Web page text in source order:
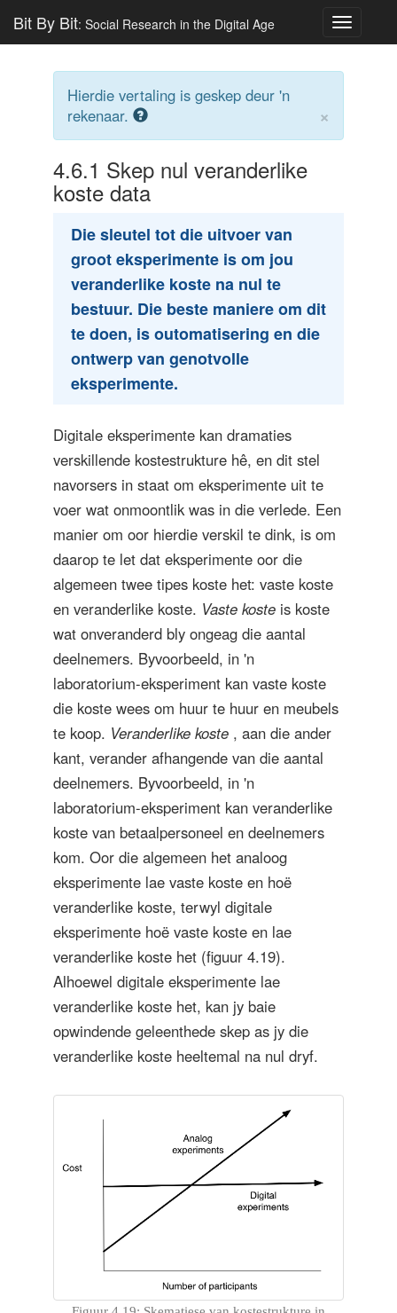
Toggle
Bit By Bit: Social Research in the Digital Age
Hierdie vertaling is geskep deur 'n
rekenaar.
×
4.6.1 Skep nul veranderlike
koste data
Die sleutel tot die uitvoer van
groot eksperimente is om jou
veranderlike koste na nul te
bestuur. Die beste maniere om dit
te doen, is outomatisering en die
ontwerp van genotvolle
eksperimente.
Digitale eksperimente kan dramaties
verskillende kostestrukture hê, en dit stel
navorsers in staat om eksperimente uit te
voer wat onmoontlik was in die verlede. Een
manier om oor hierdie verskil te dink, is om
daarop te let dat eksperimente oor die
algemeen twee tipes koste het: vaste koste
en veranderlike koste. Vaste koste is koste
wat onveranderd bly ongeag die aantal
deelnemers. Byvoorbeeld, in 'n
laboratorium-eksperiment kan vaste koste
die koste wees om huur te huur en meubels
te koop. Veranderlike koste , aan die ander
kant, verander afhangende van die aantal
deelnemers. Byvoorbeeld, in 'n
laboratorium-eksperiment kan veranderlike
koste van betaalpersoneel en deelnemers
kom. Oor die algemeen het analoog
eksperimente lae vaste koste en hoë
veranderlike koste, terwyl digitale
eksperimente hoë vaste koste en lae
veranderlike koste het (figuur 4.19).
Alhoewel digitale eksperimente lae
veranderlike koste het, kan jy baie
opwindende geleenthede skep as jy die
veranderlike koste heeltemal na nul dryf.